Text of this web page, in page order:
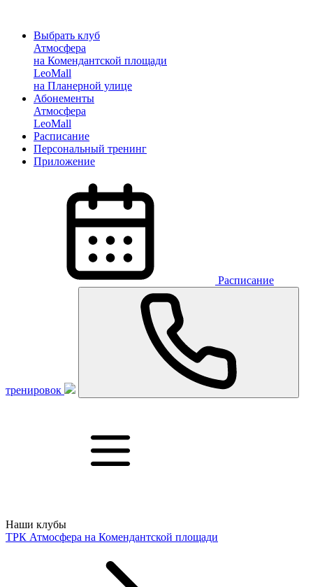
Выбрать клуб
Атмосфера
на Комендантской площади
LeoMall
на Планерной улице
Абонементы
Атмосфера
LeoMall
Расписание
Персональный тренинг
Приложение
Расписание
тренировок
Наши клубы
ТРК Атмосфера на Комендантской площади